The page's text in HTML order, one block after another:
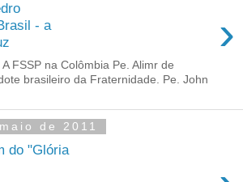
- a
›
FSSP na Colômbia Pe. Alimr de
brasileiro da Fraternidade. Pe. John
de 2011
do "Glória